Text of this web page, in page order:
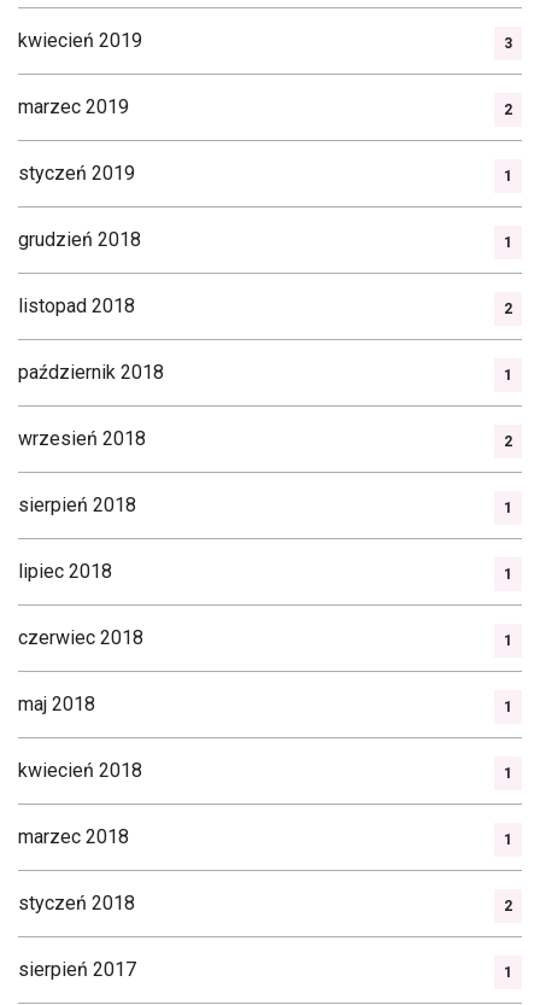
kwiecień 2019 3
marzec 2019 2
styczeń 2019 1
grudzień 2018 1
listopad 2018 2
październik 2018 1
wrzesień 2018 2
sierpień 2018 1
lipiec 2018 1
czerwiec 2018 1
maj 2018 1
kwiecień 2018 1
marzec 2018 1
styczeń 2018 2
sierpień 2017 1